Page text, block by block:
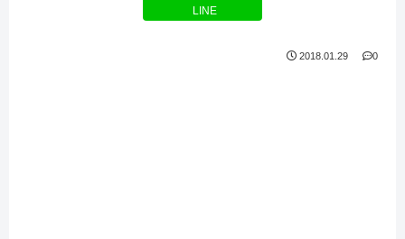
LINE
2018.01.29 0